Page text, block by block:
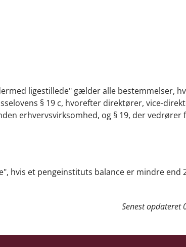
ligestillede" gælder alle bestemmelser,
§ 19 c, hvorefter direktører, vice-
erhvervsvirksomhed, og § 19, der vedrører
hvis et pengeinstituts balance er mindre end
Senest opdateret